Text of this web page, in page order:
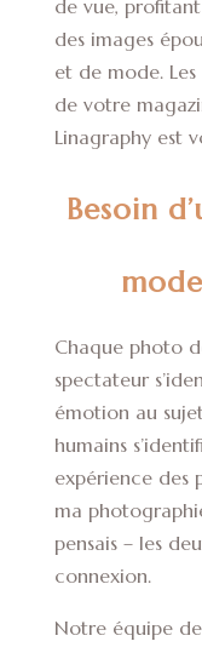
de vue,
des images
et de mode.
de votre
Linagraphy est
Besoin
Chaque photo
spectateur
émotion au
humains
expérience des
ma
pensais – les
connexion.
Notre équipe